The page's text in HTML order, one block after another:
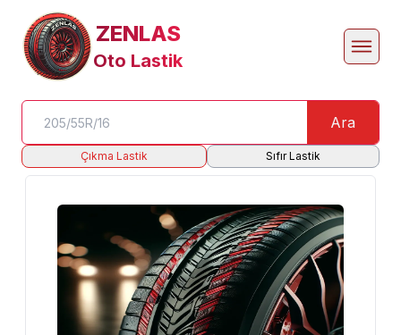
ZENLAS
Oto Lastik
Ara
Çıkma Lastik Sıfır Lastik